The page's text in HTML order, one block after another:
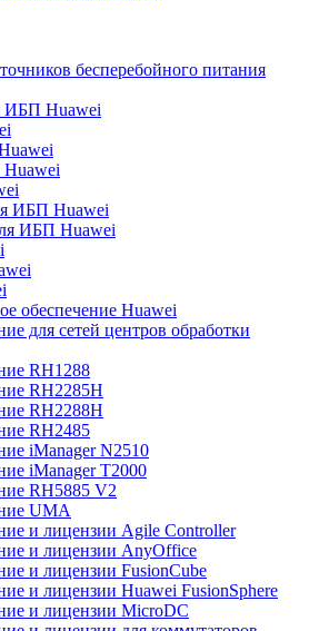
бесперебойного питания
ИБП Huawei
ИБП Huawei
ИБП Huawei
обеспечение Huawei
для сетей центров обработки
RH1288
RH2285H
RH2288H
RH2485
iManager N2510
iManager T2000
RH5885 V2
UMA
и лицензии Agile Controller
и лицензии AnyOffice
и лицензии FusionCube
и лицензии Huawei FusionSphere
и лицензии MicroDC